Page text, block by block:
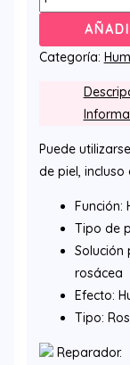
Categoría:
Puede
de piel, incluso
Función:
Tipo de
Solución
rosácea
Efecto:
Tipo:
Reparador.